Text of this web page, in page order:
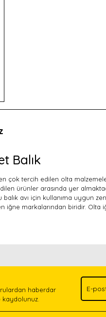
Balık
çok tercih edilen olta
ürünler arasında yer
avı için kullanıma uygun
markalarından biridir. Olta
haberdar